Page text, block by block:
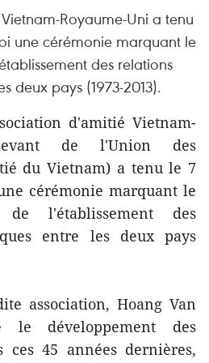
Royaume-Uni a tenu
une cérémonie marquant le
des relations
deux pays (1973-2013).
d'amitié Vietnam-
de l'Union des
du Vietnam) a tenu le 7
cérémonie marquant le
de l'établissement des
entre les deux pays
association, Hoang Van
le développement des
ces 45 années dernières,